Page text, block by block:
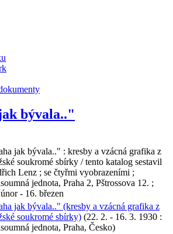
bývala.."
jak bývala.." : kresby a vzácná grafika z
soukromé sbírky / tento katalog sestavil
Lenz ; se čtyřmi vyobrazeními ;
jednota, Praha 2, Pštrossova 12. ;
- 16. březen
jak bývala.." (kresby a vzácná grafika z
soukromé sbírky) (22. 2. - 16. 3. 1930 :
jednota, Praha, Česko)